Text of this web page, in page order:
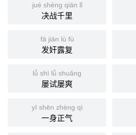
jué shèng qiān lǐ
决战千里
fā jiān lù fù
发奸露复
lǚ shì lǚ shuǎng
屡试屡爽
yī shēn zhèng qì
一身正气